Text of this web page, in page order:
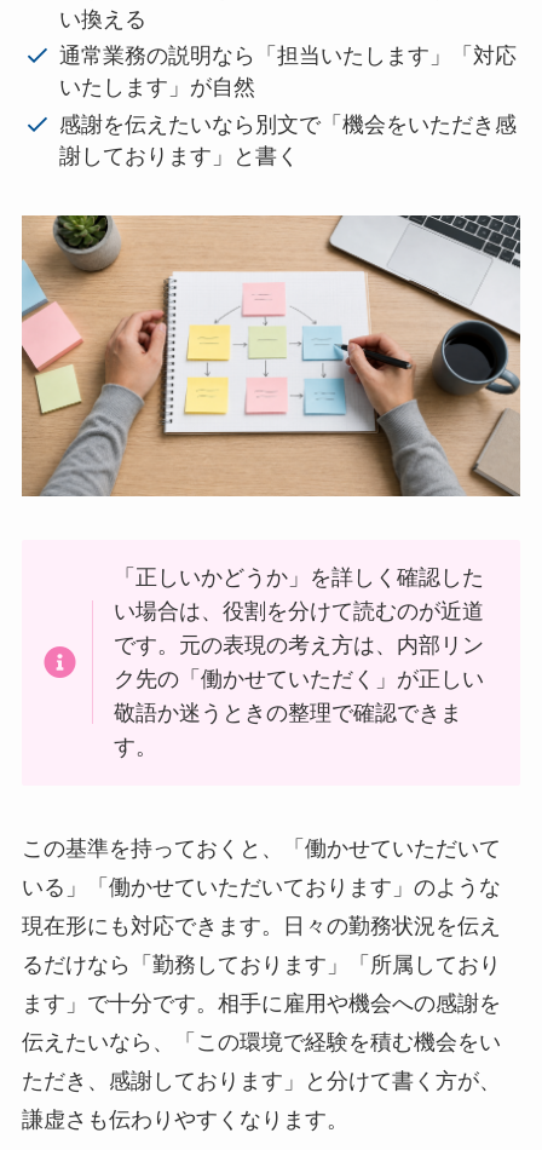
い換える
通常業務の説明なら「担当いたします」「対応
いたします」が自然
感謝を伝えたいなら別文で「機会をいただき感
謝しております」と書く
「正しいかどうか」を詳しく確認した
い場合は、役割を分けて読むのが近道
です。元の表現の考え方は、内部リン
ク先の「働かせていただく」が正しい
敬語か迷うときの整理で確認できま
す。
この基準を持っておくと、「働かせていただいて
いる」「働かせていただいております」のような
現在形にも対応できます。日々の勤務状況を伝え
るだけなら「勤務しております」「所属しており
ます」で十分です。相手に雇用や機会への感謝を
伝えたいなら、「この環境で経験を積む機会をい
ただき、感謝しております」と分けて書く方が、
謙虚さも伝わりやすくなります。